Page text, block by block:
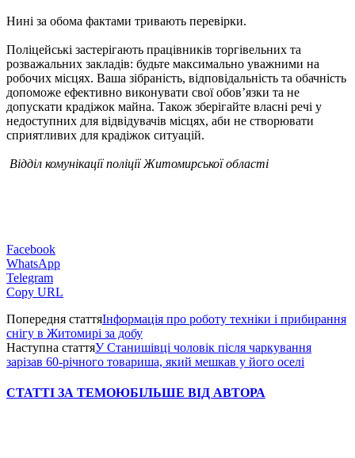
Нині за обома фактами тривають перевірки.
Поліцейські застерігають працівників торгівельних та
розважальних закладів: будьте максимально уважними на
робочих місцях. Ваша зібраність, відповідальність та обачність
допоможе ефективно виконувати свої обов’язки та не
допускати крадіжок майна. Також зберігайте власні речі у
недоступних для відвідувачів місцях, аби не створювати
сприятливих для крадіжок ситуацій.
Відділ комунікації поліції Житомирської області
Facebook
WhatsApp
Telegram
Copy URL
Попередня статтяІнформація про роботу техніки і прибирання
снігу в Житомирі за добу
Наступна статтяУ Станишівці чоловік після чаркування
зарізав 60-річного товариша, який мешкав у його оселі
СТАТТІ ЗА ТЕМОЮБІЛЬШЕ ВІД АВТОРА